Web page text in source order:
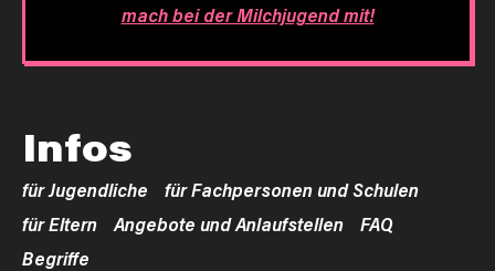
mach bei der Milchjugend mit!
Infos
für Jugendliche
für Fachpersonen und Schulen
für Eltern
Angebote und Anlaufstellen
FAQ
Begriffe